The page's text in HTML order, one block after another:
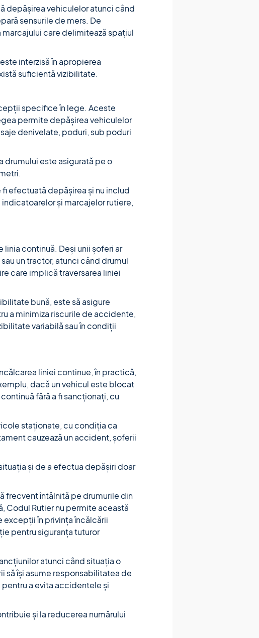
depășirea vehiculelor atunci când
sensurile de mers. De
marcajului care delimitează spațiul
interzisă în apropierea
suficientă vizibilitate.
specifice în lege. Aceste
permite depășirea vehiculelor
denivelate, poduri, sub poduri
drumului este asigurată pe o
efectuată depășirea și nu includ
și marcajelor rutiere,
continuă. Deși unii șoferi ar
un tractor, atunci când drumul
care implică traversarea liniei
bună, este să asigure
a minimiza riscurile de accidente,
variabilă sau în condiții
liniei continue, în practică,
dacă un vehicul este blocat
fără a fi sancționați, cu
staționate, cu condiția ca
cauzează un accident, șoferii
și de a efectua depășiri doar
frecvent întâlnită pe drumurile din
Codul Rutier nu permite această
excepții în privința încălcării
pentru siguranța tuturor
atunci când situația o
să își asume responsabilitatea de
a evita accidentele și
și la reducerea numărului